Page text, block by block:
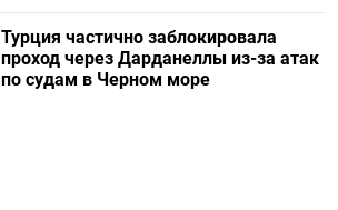
Турция частично заблокировала
проход через Дарданеллы из-за атак
по судам в Черном море